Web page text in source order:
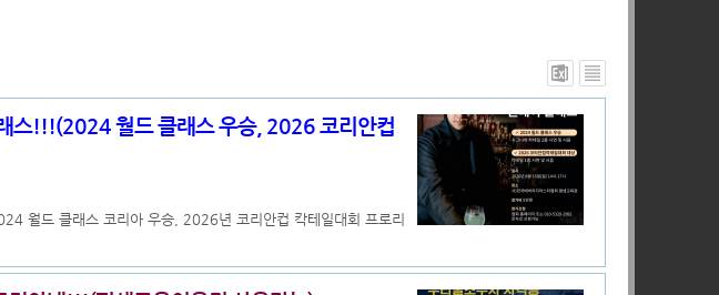
스!!!(2024 월드 클래스 우승, 2026 코리안컵
월드 클래스 코리아 우승, 2026년 코리안컵 칵테일대회 프로리